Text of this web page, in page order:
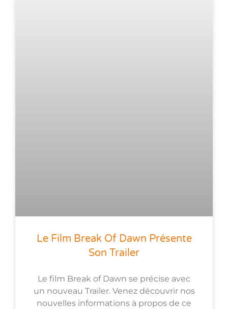
Le Film Break Of Dawn Présente
Son Trailer
Le film Break of Dawn se précise avec
un nouveau Trailer. Venez découvrir nos
nouvelles informations à propos de ce